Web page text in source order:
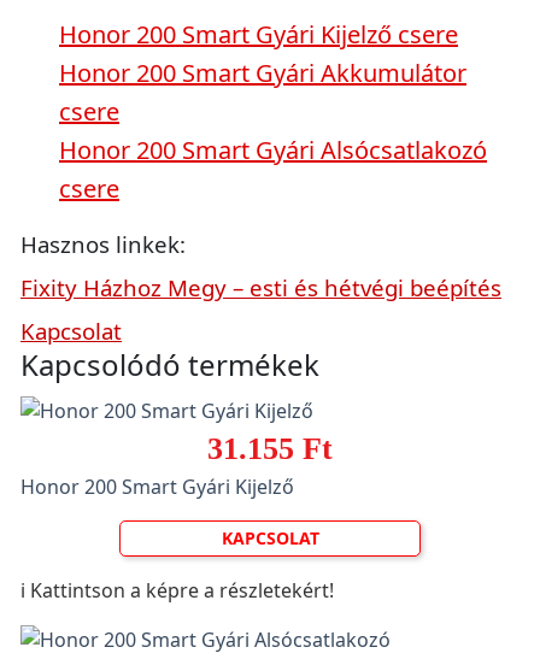
Honor 200 Smart Gyári Kijelző csere
Honor 200 Smart Gyári Akkumulátor
csere
Honor 200 Smart Gyári Alsócsatlakozó
csere
Hasznos linkek:
Fixity Házhoz Megy – esti és hétvégi beépítés
Kapcsolat
Kapcsolódó termékek
31.155 Ft
Honor 200 Smart Gyári Kijelző
KAPCSOLAT
ℹ️ Kattintson a képre a részletekért!